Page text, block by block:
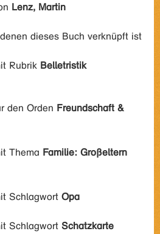
Lenz, Martin
dieses Buch verknüpft ist
Rubrik Belletristik
den Orden Freundschaft &
Thema Familie: Großeltern
Schlagwort Opa
Schlagwort Schatzkarte